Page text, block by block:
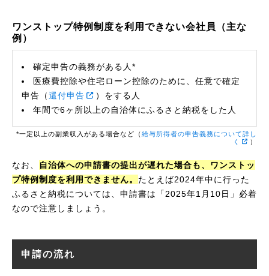
ワンストップ特例制度を利用できない会社員（主な
例）
確定申告の義務がある人*
医療費控除や住宅ローン控除のために、任意で確定
申告（還付申告
）をする人
年間で6ヶ所以上の自治体にふるさと納税をした人
*一定以上の副業収入がある場合など（給与所得者の申告義務について詳し
く
）
なお、
自治体への申請書の提出が遅れた場合も、ワンストッ
プ特例制度を利用できません。 たとえば2024年中に行った
ふるさと納税については、申請書は「2025年1月10日」必着
なので注意しましょう。
申請の流れ